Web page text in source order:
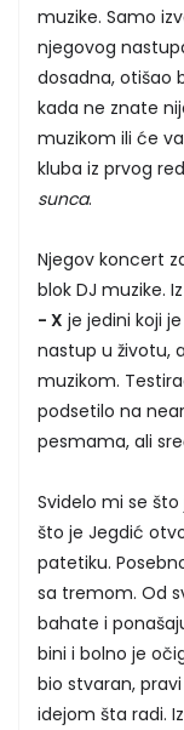
muzike. Samo
njegovog
dosadna, otišao
kada ne znate
muzikom ili će
kluba iz prvog
sunca.
Njegov koncert
blok DJ muzike.
- X je jedini koji
nastup u životu,
muzikom.
podsetilo na
pesmama, ali
Svidelo mi se
što je Jegdić
patetiku.
sa tremom. Od
bahate i
bini i bolno je
bio stvaran,
idejom šta radi.